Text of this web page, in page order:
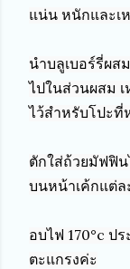
แน่น หนักและเ
นำบลูเบอร์รี่ผส
ไปในส่วนผสม
ไว้สำหรับโปะที่
ตักใส่ถ้วยมัฟฟิ
บนหน้าเค้กแต่ล
อบไฟ 170°c ป
ตะแกรงค่ะ